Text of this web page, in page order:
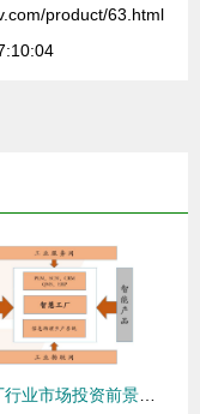
product/63.html